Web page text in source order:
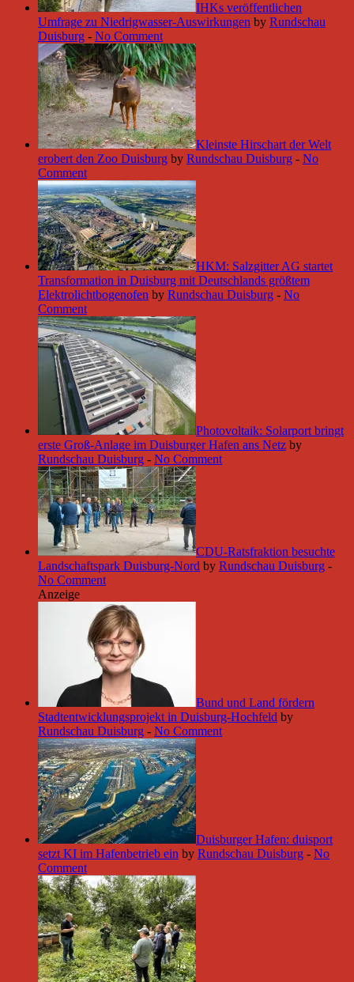
IHKs veröffentlichen
Umfrage zu Niedrigwasser-Auswirkungen by Rundschau
Duisburg - No Comment
Kleinste Hirschart der Welt
erobert den Zoo Duisburg by Rundschau Duisburg - No
Comment
HKM: Salzgitter AG startet
Transformation in Duisburg mit Deutschlands größtem
Elektrolichtbogenofen by Rundschau Duisburg - No
Comment
Photovoltaik: Solarport bringt
erste Groß-Anlage im Duisburger Hafen ans Netz by
Rundschau Duisburg - No Comment
CDU-Ratsfraktion besuchte
Landschaftspark Duisburg-Nord by Rundschau Duisburg -
No Comment
Anzeige
Bund und Land fördern
Stadtentwicklungsprojekt in Duisburg-Hochfeld by
Rundschau Duisburg - No Comment
Duisburger Hafen: duisport
setzt KI im Hafenbetrieb ein by Rundschau Duisburg - No
Comment